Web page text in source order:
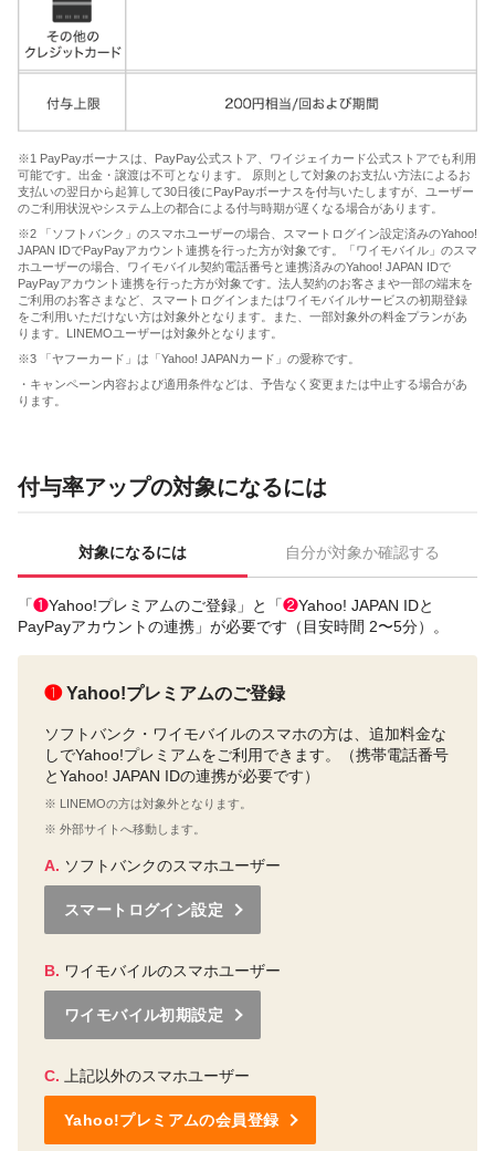
※1 PayPayボーナスは、PayPay公式ストア、ワイジェイカード公式ストアでも利用
可能です。出金・譲渡は不可となります。 原則として対象のお支払い方法によるお
支払いの翌日から起算して30日後にPayPayボーナスを付与いたしますが、ユーザー
のご利用状況やシステム上の都合による付与時期が遅くなる場合があります。
※2 「ソフトバンク」のスマホユーザーの場合、スマートログイン設定済みのYahoo!
JAPAN IDでPayPayアカウント連携を行った方が対象です。「ワイモバイル」のスマ
ホユーザーの場合、ワイモバイル契約電話番号と連携済みのYahoo! JAPAN IDで
PayPayアカウント連携を行った方が対象です。法人契約のお客さまや一部の端末を
ご利用のお客さまなど、スマートログインまたはワイモバイルサービスの初期登録
をご利用いただけない方は対象外となります。また、一部対象外の料金プランがあ
ります。LINEMOユーザーは対象外となります。
※3 「ヤフーカード」は「Yahoo! JAPANカード」の愛称です。
・キャンペーン内容および適用条件などは、予告なく変更または中止する場合があ
ります。
付与率アップの対象になるには
対象になるには 自分が対象か確認する
「❶Yahoo!プレミアムのご登録」と「❷Yahoo! JAPAN IDと
PayPayアカウントの連携」が必要です（目安時間 2〜5分）。
❶ Yahoo!プレミアムのご登録
ソフトバンク・ワイモバイルのスマホの方は、追加料金な
しでYahoo!プレミアムをご利用できます。（携帯電話番号
とYahoo! JAPAN IDの連携が必要です）
※ LINEMOの方は対象外となります。
※ 外部サイトへ移動します。
A. ソフトバンクのスマホユーザー
スマートログイン設定
B. ワイモバイルのスマホユーザー
ワイモバイル初期設定
C. 上記以外のスマホユーザー
Yahoo!プレミアムの会員登録